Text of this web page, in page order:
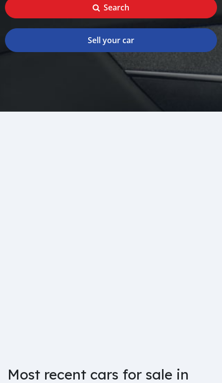
Search
Sell your car
Most recent cars for sale in